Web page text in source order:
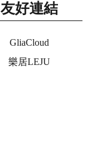
友好連結
GliaCloud
樂居LEJU